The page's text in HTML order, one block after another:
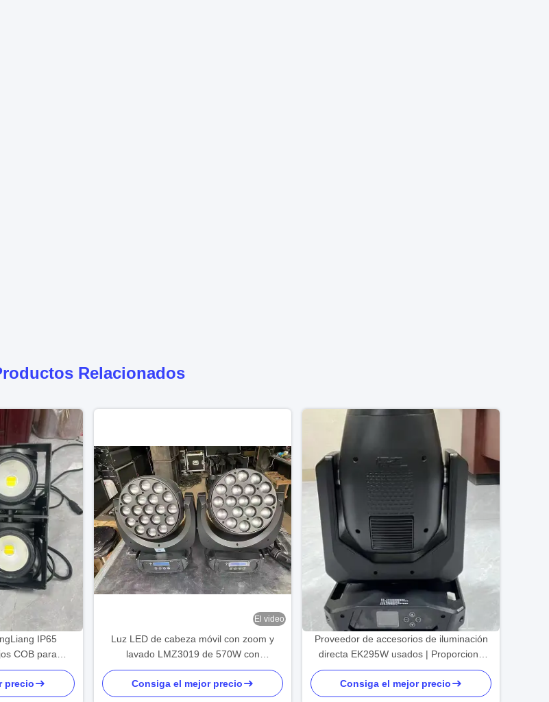
Relacionados
IP65
COB para
precio
El video
Luz LED de cabeza móvil con zoom y
lavado LMZ3019 de 570W con
clasificación IP20 | El proveedor de
pantallas LED de audio de tipo truss para
el escenario
Consiga el mejor precio
Proveedor de accesorios de iluminación
directa EK295W usados ​​| Proporciona
productos a Nigeria, Sudáfrica, Kenia y
varios otros países.
Consiga el mejor precio